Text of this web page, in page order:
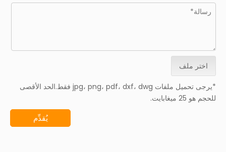
اختر ملف
*يرجى تحميل ملفات jpg، png، pdf، dxf، dwg فقط.الحد الأقصى
للحجم هو 25 ميغابايت.
يُقدِّم